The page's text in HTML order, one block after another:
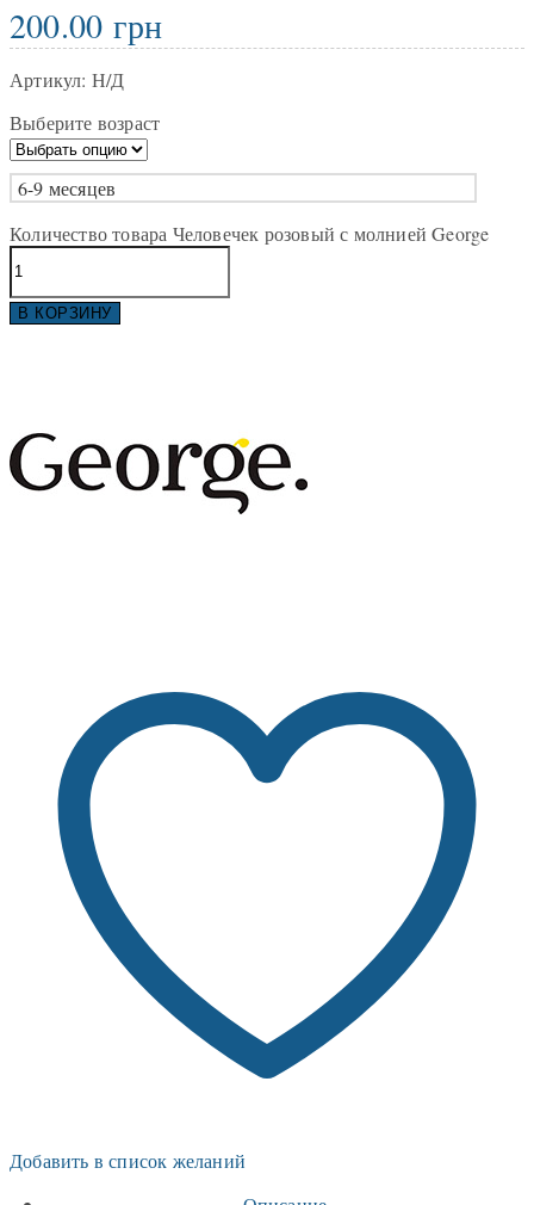
200.00грн
Артикул: Н/Д
Выберите возраст
6-9 месяцев
Количество товара Человечек розовый с молнией George
В КОРЗИНУ
Добавить в список желаний